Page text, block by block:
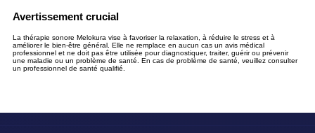
Avertissement crucial
La thérapie sonore Melokura vise à favoriser la relaxation, à réduire le stress et à
améliorer le bien-être général. Elle ne remplace en aucun cas un avis médical
professionnel et ne doit pas être utilisée pour diagnostiquer, traiter, guérir ou prévenir
une maladie ou un problème de santé. En cas de problème de santé, veuillez consulter
un professionnel de santé qualifié.